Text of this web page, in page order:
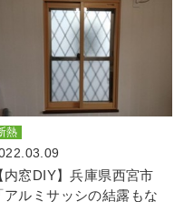
熱
内窓DIY】兵庫県西宮市
アルミサッシの結露もな